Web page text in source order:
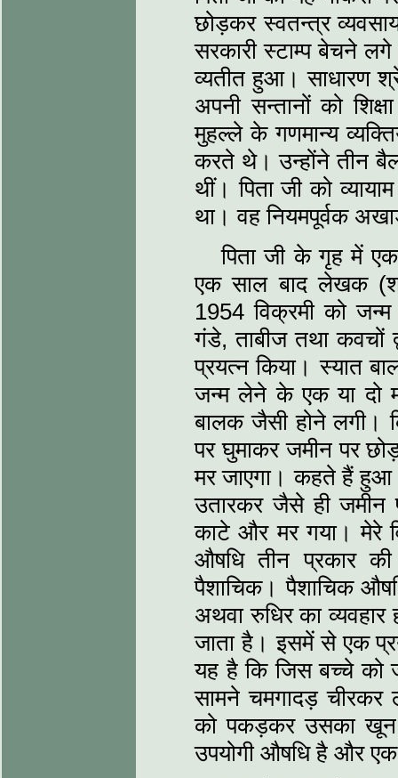
छोड़कर स्वतन्त्र
सरकारी स्टाम्प बेचने
व्यतीत हुआ। साधारण
अपनी सन्तानों को
मुहल्ले के गणमान्य
करते थे। उन्होंने तीन
थीं। पिता जी को
था। वह नियमपूर्वक
पिता जी के गृह में
एक साल बाद लेखक
1954 विक्रमी को
गंडे, ताबीज तथा कवचों
प्रयत्‍न किया। स्यात
जन्म लेने के एक या दो
बालक जैसी होने लगी।
पर घुमाकर जमीन पर छोड़
मर जाएगा। कहते हैं हुआ
उतारकर जैसे ही जमीन
काटे और मर गया। मेरे
औषधि तीन प्रकार
पैशाचिक। पैशाचिक
अथवा रुधिर का व्यवहार
जाता है। इसमें से एक
यह है कि जिस बच्चे को
सामने चमगादड़ चीरकर
को पकड़कर उसका खून
उपयोगी औषधि है और एक